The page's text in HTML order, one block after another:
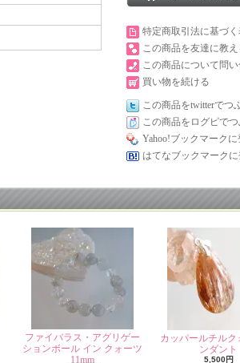
特定商取引法に基づ
この商品を友達に教え
この商品について問
買い物を続ける
この商品をtwitterでつ
この商品をログピでつ
Yahoo!ブックマーク
はてなブックマーク
ファイバラス・アグリゲー
ションボール イン クォーツ
11mm
カッパールチルク
ンダント
5,500円